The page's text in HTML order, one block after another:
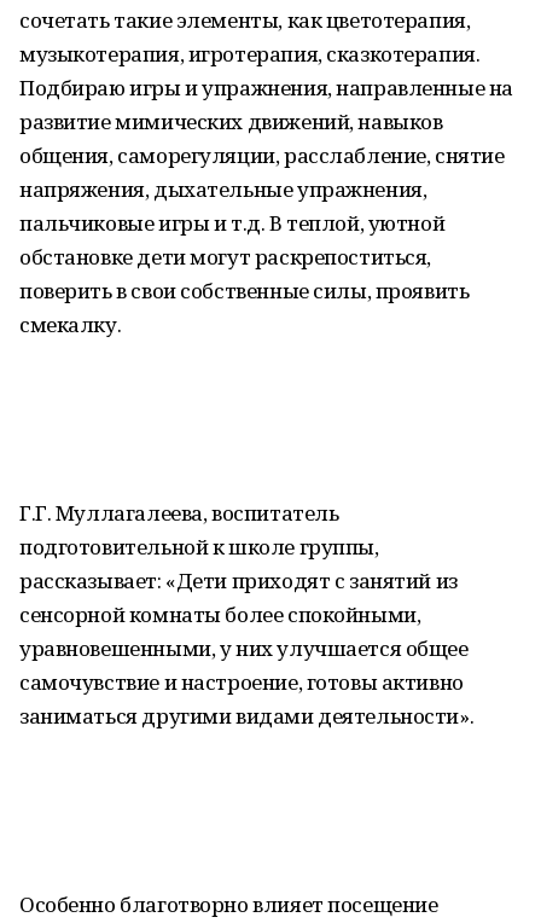
сочетать такие элементы, как цветотерапия,
музыкотерапия, игротерапия, сказкотерапия.
Подбираю игры и упражнения, направленные на
развитие мимических движений, навыков
общения, саморегуляции, расслабление, снятие
напряжения, дыхательные упражнения,
пальчиковые игры и т.д. В теплой, уютной
обстановке дети могут раскрепоститься,
поверить в свои собственные силы, проявить
смекалку.
Г.Г. Муллагалеева, воспитатель
подготовительной к школе группы,
рассказывает: «Дети приходят с занятий из
сенсорной комнаты более спокойными,
уравновешенными, у них улучшается общее
самочувствие и настроение, готовы активно
заниматься другими видами деятельности».
Особенно благотворно влияет посещение